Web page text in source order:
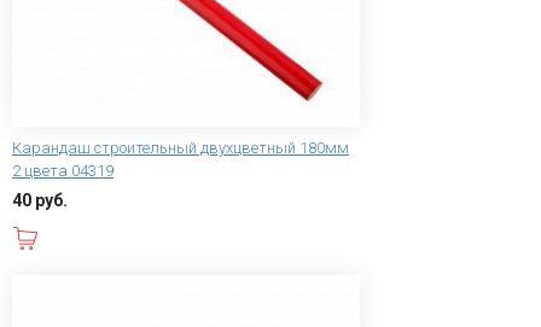
Карандаш строительный двухцветный 180мм
2 цвета 04319
40 руб.